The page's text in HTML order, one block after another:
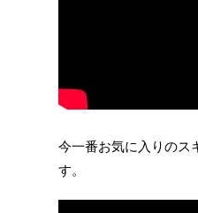
今一番お気に入りのス
す。